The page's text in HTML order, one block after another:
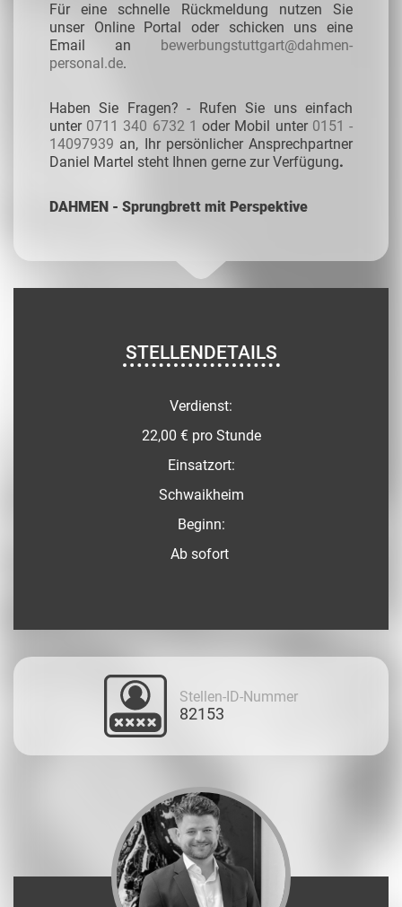
Für eine schnelle Rückmeldung nutzen Sie
unser Online Portal oder schicken uns eine
Email an bewerbungstuttgart@dahmen-
personal.de.
Haben Sie Fragen? - Rufen Sie uns einfach
unter 0711 340 6732 1 oder Mobil unter 0151 -
14097939 an, Ihr persönlicher Ansprechpartner
Daniel Martel steht Ihnen gerne zur Verfügung.
DAHMEN - Sprungbrett mit Perspektive
STELLENDETAILS
Verdienst:
22,00 € pro Stunde
Einsatzort:
Schwaikheim
Beginn:
Ab sofort
Stellen-ID-Nummer
82153